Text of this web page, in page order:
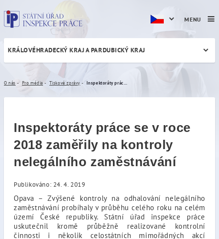
Inspektoráty práce se v
KRÁLOVÉHRADECKÝ KRAJ A PARDUBICKÝ KRAJ
O nás Pro média Tiskové zprávy
Inspektoráty práce se v roce
2018 zaměřily na kontroly
nelegálního zaměstnávání
Publikováno: 24. 4. 2019
Opava – Zvýšené kontroly na odhalování nelegálního
zaměstnávání probíhaly v průběhu celého roku na celém
území České republiky. Státní úřad inspekce práce
uskutečnil kromě průběžně realizované kontrolní
činnosti i několik celostátních mimořádných akcí
MENU